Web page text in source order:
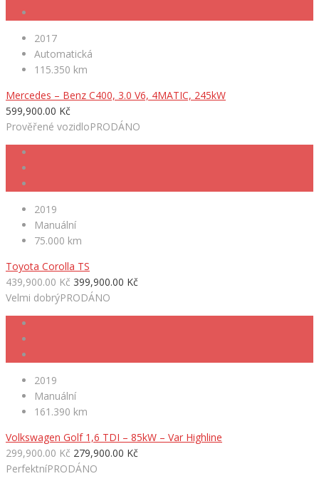
2017
Automatická
115.350 km
Mercedes – Benz C400, 3.0 V6, 4MATIC, 245kW
599,900.00 Kč
Prověřené vozidloPRODÁNO
2019
Manuální
75.000 km
Toyota Corolla TS
439,900.00 Kč 399,900.00 Kč
Velmi dobrýPRODÁNO
2019
Manuální
161.390 km
Volkswagen Golf 1,6 TDI – 85kW – Var Highline
299,900.00 Kč 279,900.00 Kč
PerfektníPRODÁNO